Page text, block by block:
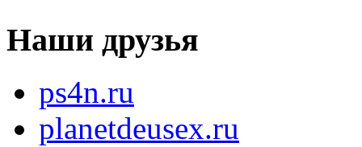
Наши друзья
ps4n.ru
planetdeusex.ru